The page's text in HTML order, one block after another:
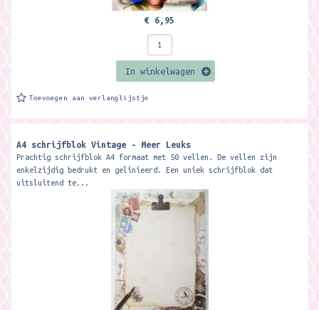
€ 6,95
In winkelwagen
Toevoegen aan verlanglijstje
A4 schrijfblok Vintage - Meer Leuks
Prachtig schrijfblok A4 formaat met 50 vellen. De vellen zijn
enkelzijdig bedrukt en gelinieerd. Een uniek schrijfblok dat
uitsluitend te...